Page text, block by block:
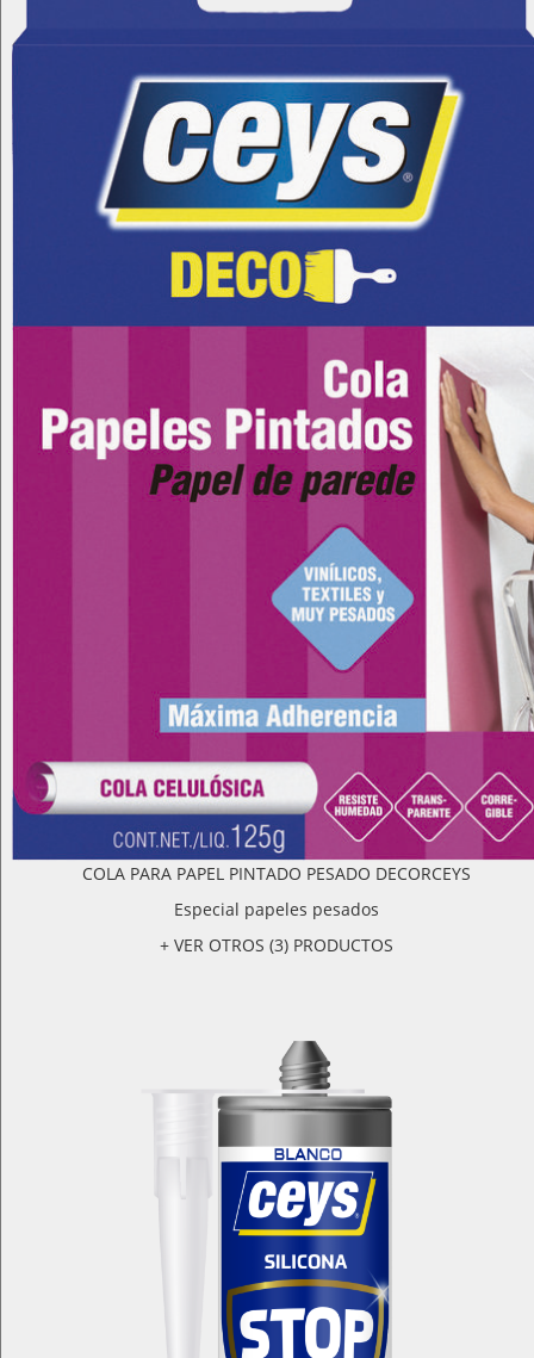
COLA PARA PAPEL PINTADO PESADO DECORCEYS
Especial papeles pesados
+ VER OTROS (3) PRODUCTOS